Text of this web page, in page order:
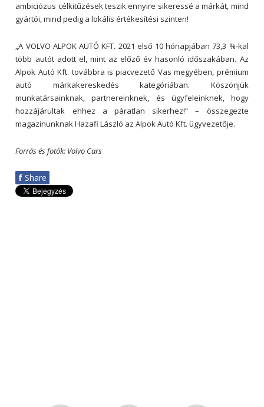
ambiciózus célkitűzések teszik ennyire sikeressé a márkát, mind
gyártói, mind pedig a lokális értékesítési szinten!
„A VOLVO ALPOK AUTÓ KFT. 2021 első 10 hónapjában 73,3 %-kal
több autót adott el, mint az előző év hasonló időszakában. Az
Alpok Autó Kft. továbbra is piacvezető Vas megyében, prémium
autó márkakereskedés kategóriában. Köszönjük
munkatársainknak, partnereinknek, és ügyfeleinknek, hogy
hozzájárultak ehhez a páratlan sikerhez!” – összegezte
magazinunknak Hazafi László az Alpok Autó Kft. ügyvezetője.
Forrás és fotók: Volvo Cars
f Share